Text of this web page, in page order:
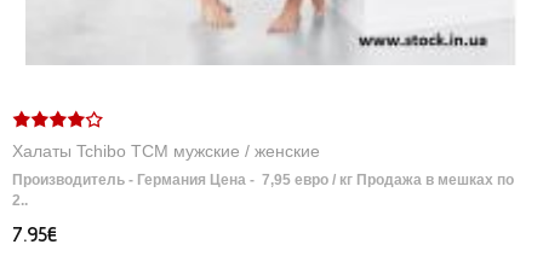
Халаты Tchibo TCM мужские / женские
Производитель - Германия Цена - 7,95 евро / кг Продажа в мешках по
2..
7.95€